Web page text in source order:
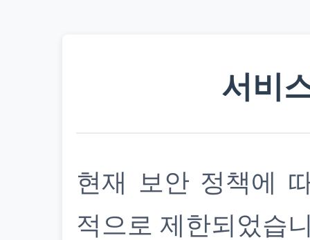
서비
현재 보안 정책에
적으로 제한되었습